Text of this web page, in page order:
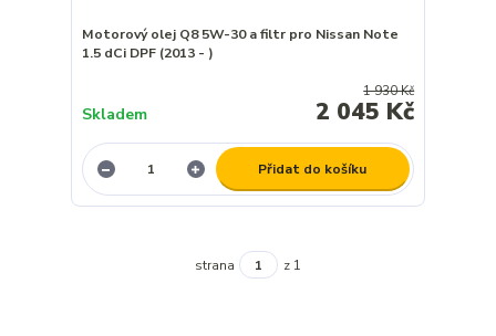
Motorový olej Q8 5W-30 a filtr pro Nissan Note
1.5 dCi DPF (2013 - )
1 930 Kč
2 045 Kč
Skladem
Přidat do košíku
strana z 1